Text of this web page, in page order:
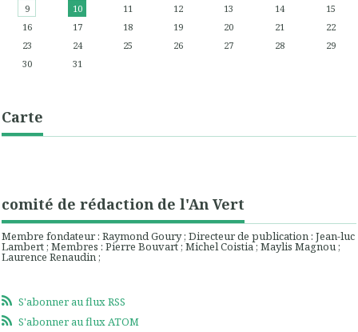
9
10 11 12 13 14
15
16
17 18 19 20 21
22
23
24 25 26 27 28
29
30
31
Carte
comité de rédaction de l'An Vert
Membre fondateur : Raymond Goury ; Directeur de publication : Jean-luc
Lambert ; Membres : Pierre Bouvart ; Michel Coistia ; Maylis Magnou ;
Laurence Renaudin ;
S'abonner au flux RSS
S'abonner au flux ATOM